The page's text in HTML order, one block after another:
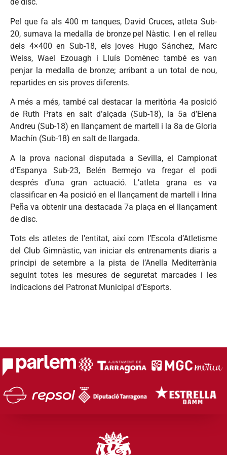
de disc.
Pel que fa als 400 m tanques, David Cruces, atleta Sub-
20, sumava la medalla de bronze pel Nàstic. I en el relleu
dels 4×400 en Sub-18, els joves Hugo Sánchez, Marc
Weiss, Wael Ezouagh i Lluís Domènec també es van
penjar la medalla de bronze; arribant a un total de nou,
repartides en sis proves diferents.
A més a més, també cal destacar la meritòria 4a posició
de Ruth Prats en salt d’alçada (Sub-18), la 5a d’Elena
Andreu (Sub-18) en llançament de martell i la 8a de Gloria
Machín (Sub-18) en salt de llargada.
A la prova nacional disputada a Sevilla, el Campionat
d’Espanya Sub-23, Belén Bermejo va fregar el podi
després d’una gran actuació. L’atleta grana es va
classificar en 4a posició en el llançament de martell i Irina
Peña va obtenir una destacada 7a plaça en el llançament
de disc.
Tots els atletes de l’entitat, així com l’Escola d’Atletisme
del Club Gimnàstic, van iniciar els entrenaments diaris a
principi de setembre a la pista de l’Anella Mediterrània
seguint totes les mesures de seguretat marcades i les
indicacions del Patronat Municipal d’Esports.